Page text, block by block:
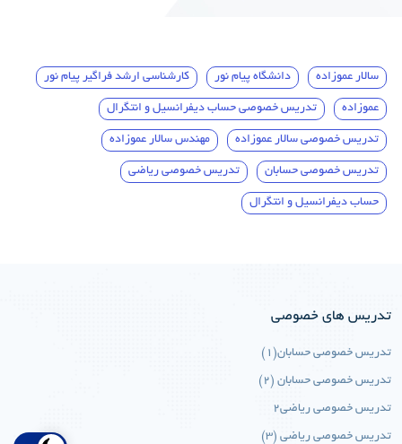
سالار عموزاده دانشگاه پیام نور کارشناسی ارشد فراگیر پیام نور
عموزاده تدریس خصوصی حساب دیفرانسیل و انتگرال
تدریس خصوصی سالار عموزاده مهندس سالار عموزاده
تدریس خصوصی حسابان تدریس خصوصی ریاضی
حساب دیفرانسیل و انتگرال
تدریس های خصوصی
تدریس خصوصی حسابان(1)
تدریس خصوصی حسابان (2)
تدریس خصوصی ریاضی2
تدریس خصوصی ریاضی (3)